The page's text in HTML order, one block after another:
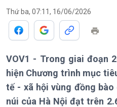
Giới thiệu
Thứ ba, 07:11, 16/06/2026
VOV1 - Trong giai đoạn
hiện Chương trình mục
tế - xã hội vùng đồng
núi của Hà Nội đạt trên